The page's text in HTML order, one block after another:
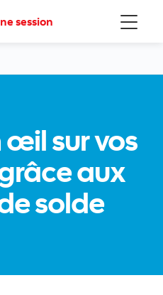
Menu
session
œil sur vos
aux
solde